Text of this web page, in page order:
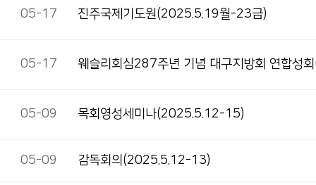
05-17 진주국제기도원(2025.5.19월-23금)
05-17 웨슬리회심287주년 기념 대구지방회 연합성
05-09 목회영성세미나(2025.5.12-15)
05-09 감독회의(2025.5.12-13)